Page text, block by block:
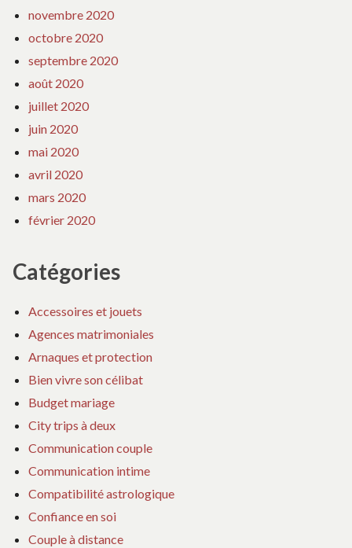
novembre 2020
octobre 2020
septembre 2020
août 2020
juillet 2020
juin 2020
mai 2020
avril 2020
mars 2020
février 2020
Catégories
Accessoires et jouets
Agences matrimoniales
Arnaques et protection
Bien vivre son célibat
Budget mariage
City trips à deux
Communication couple
Communication intime
Compatibilité astrologique
Confiance en soi
Couple à distance